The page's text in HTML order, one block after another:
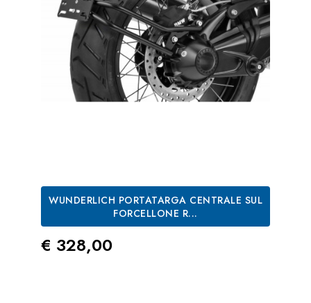
WUNDERLICH PORTATARGA CENTRALE SUL
FORCELLONE R...
Prezzo
€ 328,00